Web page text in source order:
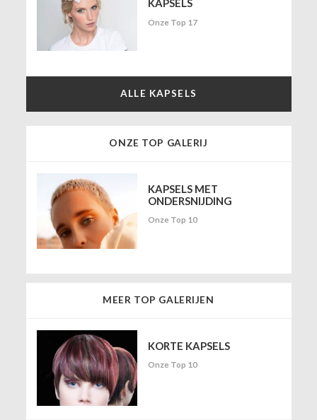
KAPSELS
Onze Top 17
ALLE KAPSELS
ONZE TOP GALERIJ
KAPSELS MET
ONDERSNIJDING
Onze Top 10
MEER TOP GALERIJEN
KORTE KAPSELS
Onze Top 10